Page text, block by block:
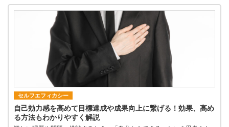
セルフエフィカシー
自己効力感を高めて目標達成や成果向上に繋げる！効果、高め
る方法もわかりやすく解説